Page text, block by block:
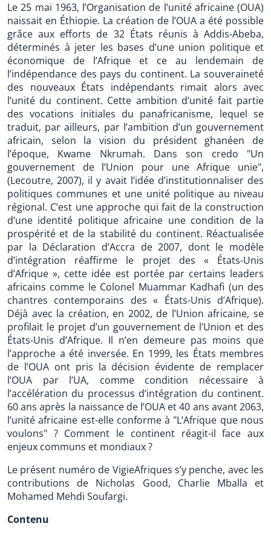
Le 25 mai 1963, l’Organisation de l’unité africaine (OUA)
naissait en Éthiopie. La création de l’OUA a été possible
grâce aux efforts de 32 États réunis à Addis-Abeba,
déterminés à jeter les bases d’une union politique et
économique de l’Afrique et ce au lendemain de
l’indépendance des pays du continent. La souveraineté
des nouveaux États indépendants rimait alors avec
l’unité du continent. Cette ambition d’unité fait partie
des vocations initiales du panafricanisme, lequel se
traduit, par ailleurs, par l’ambition d’un gouvernement
africain, selon la vision du président ghanéen de
l’époque, Kwame Nkrumah. Dans son credo "Un
gouvernement de l’Union pour une Afrique unie",
(Lecoutre, 2007), il y avait l’idée d’institutionnaliser des
politiques communes et une unité politique au niveau
régional. C’est une approche qui fait de la construction
d’une identité politique africaine une condition de la
prospérité et de la stabilité du continent. Réactualisée
par la Déclaration d’Accra de 2007, dont le modèle
d’intégration réaffirme le projet des « États-Unis
d’Afrique », cette idée est portée par certains leaders
africains comme le Colonel Muammar Kadhafi (un des
chantres contemporains des « États-Unis d’Afrique).
Déjà avec la création, en 2002, de l’Union africaine, se
profilait le projet d’un gouvernement de l’Union et des
États-Unis d’Afrique. Il n’en demeure pas moins que
l’approche a été inversée. En 1999, les États membres
de l’OUA ont pris la décision évidente de remplacer
l’OUA par l’UA, comme condition nécessaire à
l’accélération du processus d’intégration du continent.
60 ans après la naissance de l’OUA et 40 ans avant 2063,
l’unité africaine est-elle conforme à "L’Afrique que nous
voulons" ? Comment le continent réagit-il face aux
enjeux communs et mondiaux ?
Le présent numéro de VigieAfriques s’y penche, avec les
contributions de Nicholas Good, Charlie Mballa et
Mohamed Mehdi Soufargi.
Contenu